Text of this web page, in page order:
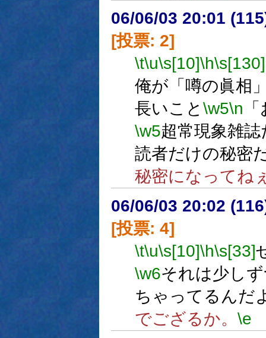
06/06/03 20:01
[投票: 2]
\t\u\s[10]\h\s[130]
俺が「噂の眞相
長いこと \w5\n
\w5超常現象雑
読者だけの秘密
秘密になってね
06/06/03 20:02
[投票: 4]
\t\u\s[10]\h\s[33]
\w6それは少し
ちゃってるんだ
でござるか。 \e